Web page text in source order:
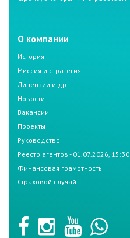
О компании
История
Миссия и стратегия
Лицензии и др.
Новости
Вакансии
Проекты
Руководство
Реестр агентов - 01.07.2026, 15:30
Финансовая грамотность
Страховой случай